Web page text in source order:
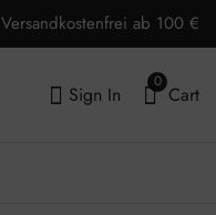
Versandkostenfrei ab 100 €
Sign In
0
Cart